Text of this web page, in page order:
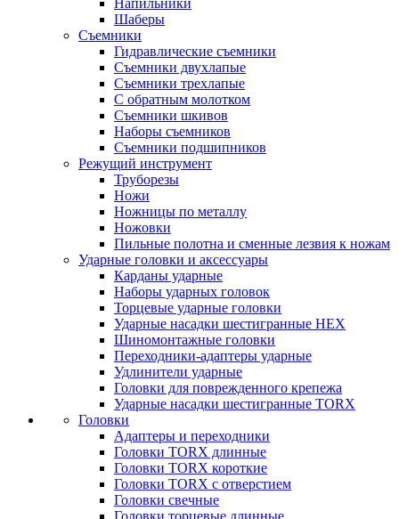
Напильники
Шаберы
Съемники
Гидравлические съемники
Съемники двухлапые
Съемники трехлапые
С обратным молотком
Съемники шкивов
Наборы съемников
Съемники подшипников
Режущий инструмент
Труборезы
Ножи
Ножницы по металлу
Ножовки
Пильные полотна и сменные лезвия к ножам
Ударные головки и аксессуары
Карданы ударные
Наборы ударных головок
Торцевые ударные головки
Ударные насадки шестигранные HEX
Шиномонтажные головки
Переходники-адаптеры ударные
Удлинители ударные
Головки для поврежденного крепежа
Ударные насадки шестигранные TORX
Головки
Адаптеры и переходники
Головки TORX длинные
Головки TORX короткие
Головки TORX с отверстием
Головки свечные
Головки торцевые длинные